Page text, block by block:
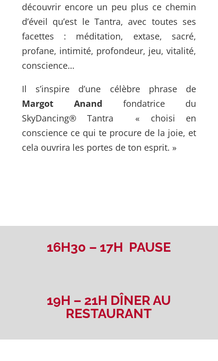
découvrir encore un peu plus ce chemin
d’éveil qu’est le Tantra, avec toutes ses
facettes : méditation, extase, sacré,
profane, intimité, profondeur, jeu, vitalité,
conscience…
Il s’inspire d’une célèbre phrase de
Margot Anand fondatrice du
SkyDancing® Tantra « choisi en
conscience ce qui te procure de la joie, et
cela ouvrira les portes de ton esprit. »
16H30 – 17H PAUSE
19H – 21H DÎNER AU
RESTAURANT